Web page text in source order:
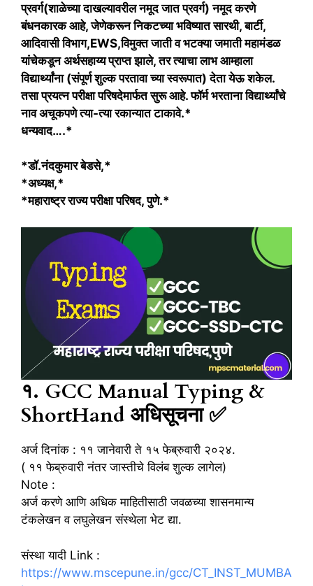
प्रवर्ग(शाळेच्या दाखल्यावरील नमूद जात प्रवर्ग) नमूद करणे
बंधनकारक आहे, जेणेकरून निकटच्या भविष्यात सारथी, बार्टी,
आदिवासी विभाग,EWS,विमुक्त जाती व भटक्या जमाती महामंडळ
यांचेकडून अर्थसहाय्य प्राप्त झाले, तर त्याचा लाभ आम्हाला
विद्यार्थ्यांना (संपूर्ण शुल्क परतावा च्या स्वरूपात) देता येऊ शकेल.
तसा प्रयत्न परीक्षा परिषदेमार्फत सुरू आहे. फॉर्म भरताना विद्यार्थ्यांचे
नाव अचूकपणे त्या-त्या रकान्यात टाकावे.*
धन्यवाद….*
*डॉ.नंदकुमार बेडसे,*
*अध्यक्ष,*
*महाराष्ट्र राज्य परीक्षा परिषद, पुणे.*
१. GCC Manual Typing &
ShortHand अधिसूचना ✅
अर्ज दिनांक : ११ जानेवारी ते १५ फेब्रुवारी २०२४.
( ११ फेब्रुवारी नंतर जास्तीचे विलंब शुल्क लागेल)
Note :
अर्ज करणे आणि अधिक माहितीसाठी जवळच्या शासनमान्य
टंकलेखन व लघुलेखन संस्थेला भेट द्या.
संस्था यादी Link :
https://www.mscepune.in/gcc/CT_INST_MUMBA